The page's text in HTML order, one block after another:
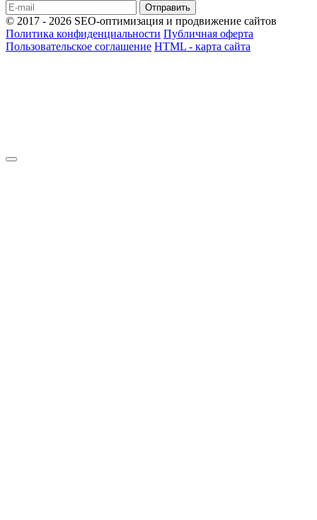
Отправить
© 2017 - 2026 SEO-оптимизация и продвижение сайтов
Политика конфиденциальности Публичная оферта
Пользовательское соглашение HTML - карта сайта